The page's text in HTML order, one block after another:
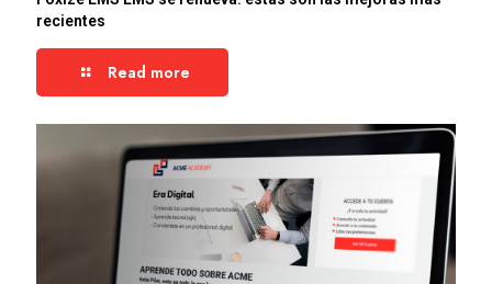
recientes
Read more